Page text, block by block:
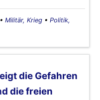
• Militär, Krieg • Politik,
die Gefahren
die freien